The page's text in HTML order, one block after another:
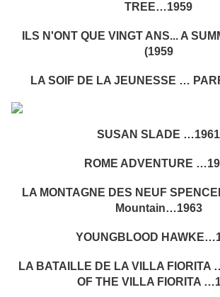
TREE…1959
ILS N'ONT QUE VINGT ANS... A
(1959
LA SOIF DE LA JEUNESSE …
SUSAN SLADE …1961
ROME ADVENTURE
LA MONTAGNE DES NEUF
Mountain…1963
YOUNGBLOOD
LA BATAILLE DE LA VILLA FIORITA
OF THE VILLA FIORITA